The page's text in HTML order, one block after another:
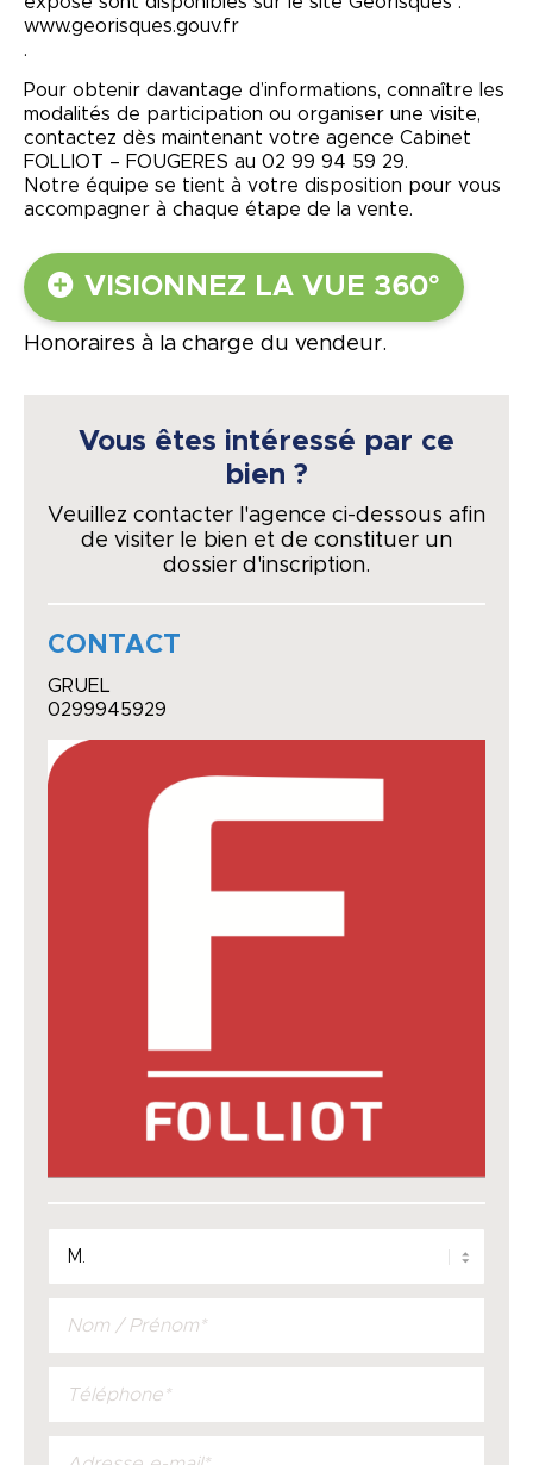
www.georisques.gouv.fr
.
Pour obtenir davantage d’informations, connaître les
modalités de participation ou organiser une visite,
contactez dès maintenant votre agence Cabinet
FOLLIOT – FOUGERES au 02 99 94 59 29.
Notre équipe se tient à votre disposition pour vous
accompagner à chaque étape de la vente.
VISIONNEZ LA VUE 360°
Honoraires à la charge du vendeur.
Vous êtes intéressé par ce
bien ?
Veuillez contacter l'agence ci-dessous afin
de visiter le bien et de constituer un
dossier d'inscription.
CONTACT
GRUEL
0299945929